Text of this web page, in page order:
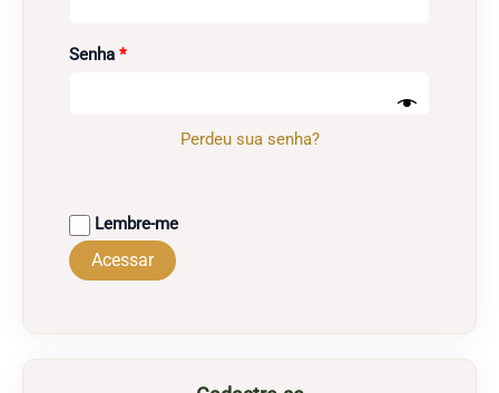
Senha *Obrigatório
Perdeu sua senha?
Lembre-me
Acessar